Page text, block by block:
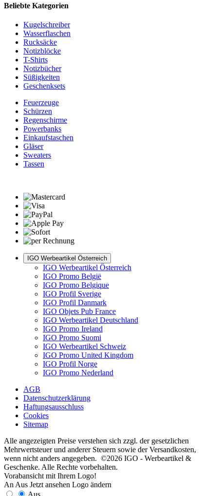
Beliebte Kategorien
Kugelschreiber
Wasserflaschen
Rucksäcke
Notizblöcke
T-Shirts
Notizbücher
Süßigkeiten
Geschenksets
Feuerzeuge
Schürzen
Regenschirme
Powerbanks
Einkaufstaschen
Gläser
Sweaters
Tassen
IGO Werbeartikel Österreich
IGO Werbeartikel Österreich
IGO Promo België
IGO Promo Belgique
IGO Profil Sverige
IGO Profil Danmark
IGO Objets Pub France
IGO Werbeartikel Deutschland
IGO Promo Ireland
IGO Promo Suomi
IGO Werbeartikel Schweiz
IGO Promo United Kingdom
IGO Profil Norge
IGO Promo Nederland
AGB
Datenschutzerklärung
Haftungsausschluss
Cookies
Sitemap
Alle angezeigten Preise verstehen sich zzgl. der gesetzlichen
Mehrwertsteuer und anderer Steuern sowie der Versandkosten,
wenn nicht anders angegeben. ©2026 IGO - Werbeartikel &
Geschenke. Alle Rechte vorbehalten.
Vorabansicht mit Ihrem Logo!
An Aus Jetzt ansehen Logo ändern